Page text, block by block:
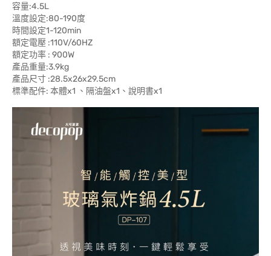
容量:4.5L
溫度設定:80-190度
時間設定1-120min
額定電壓 :110V/60HZ
額定功率 : 900W
產品重量:3.9kg
產品尺寸 :28.5x26x29.5cm
標準配件: 本體x1 、隔油盤x1、說明書x1